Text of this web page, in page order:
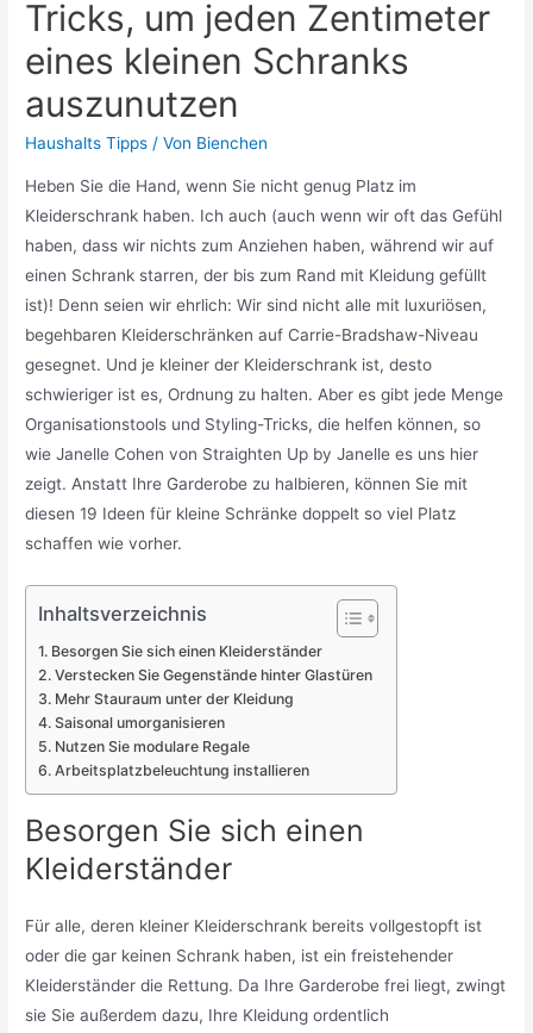
Tricks, um jeden Zentimeter
eines kleinen Schranks
auszunutzen
Haushalts Tipps / Von Bienchen
Heben Sie die Hand, wenn Sie nicht genug Platz im
Kleiderschrank haben. Ich auch (auch wenn wir oft das Gefühl
haben, dass wir nichts zum Anziehen haben, während wir auf
einen Schrank starren, der bis zum Rand mit Kleidung gefüllt
ist)! Denn seien wir ehrlich: Wir sind nicht alle mit luxuriösen,
begehbaren Kleiderschränken auf Carrie-Bradshaw-Niveau
gesegnet. Und je kleiner der Kleiderschrank ist, desto
schwieriger ist es, Ordnung zu halten. Aber es gibt jede Menge
Organisationstools und Styling-Tricks, die helfen können, so
wie Janelle Cohen von Straighten Up by Janelle es uns hier
zeigt. Anstatt Ihre Garderobe zu halbieren, können Sie mit
diesen 19 Ideen für kleine Schränke doppelt so viel Platz
schaffen wie vorher.
Inhaltsverzeichnis
Besorgen Sie sich einen Kleiderständer
Verstecken Sie Gegenstände hinter Glastüren
Mehr Stauraum unter der Kleidung
Saisonal umorganisieren
Nutzen Sie modulare Regale
Arbeitsplatzbeleuchtung installieren
Besorgen Sie sich einen
Kleiderständer
Für alle, deren kleiner Kleiderschrank bereits vollgestopft ist
oder die gar keinen Schrank haben, ist ein freistehender
Kleiderständer die Rettung. Da Ihre Garderobe frei liegt, zwingt
sie Sie außerdem dazu, Ihre Kleidung ordentlich